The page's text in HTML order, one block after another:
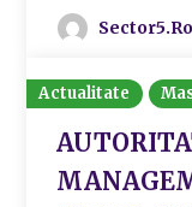
Sector5.ro
Actualitate